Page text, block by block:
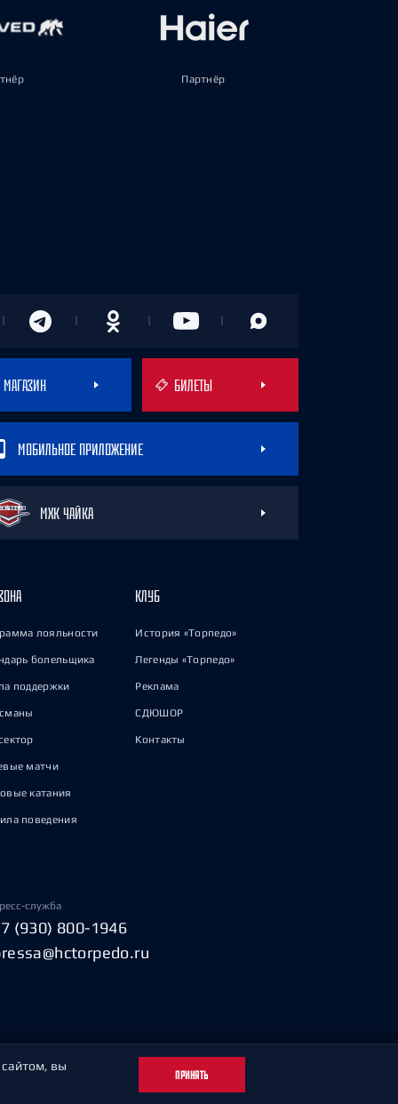
Партнёр
МАГАЗИН БИЛЕТЫ
МОБИЛЬНОЕ ПРИЛОЖЕНИЕ
МХК ЧАЙКА
лояльности
болельщика
поддержки
матчи
катания
поведения
КЛУБ
История «Торпедо»
Легенды «Торпедо»
Реклама
СДЮШОР
Контакты
служба
(930) 800-1946
сайтом, вы
ПРИНЯТЬ